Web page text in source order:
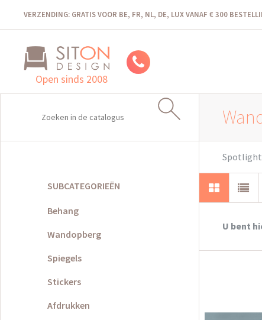
VERZENDING: GRATIS VOOR BE, FR, NL, DE, LUX VANAF € 300
Open sinds 2008
SUBCATEGORIEËN
Behang
Wandopberg
Spiegels
Stickers
Afdrukken
Spotlight
U bent